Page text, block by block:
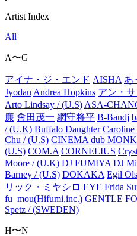
Artist Index
All
A〜G
アイナ・ジ・エンド AISHA あ
Jyodan Andrea Hopkins アン・
Arto Lindsay / (U.S) ASA-
廉 會田茂一 網守将平 B-Bandj
/ (U.K) Buffalo Daughter
Chu / (U.S) CINEMA dub
(U.S) COM.A CORNELIUS
Moore / (U.K) DJ FUMIYA DJ
Barney / (U.S) DOKAKA Egil
リック・ミヤシロ EYE Frida
fu_mou(Hifumi,inc.) GENTLE
Spetz / (SWEDEN)
H〜N